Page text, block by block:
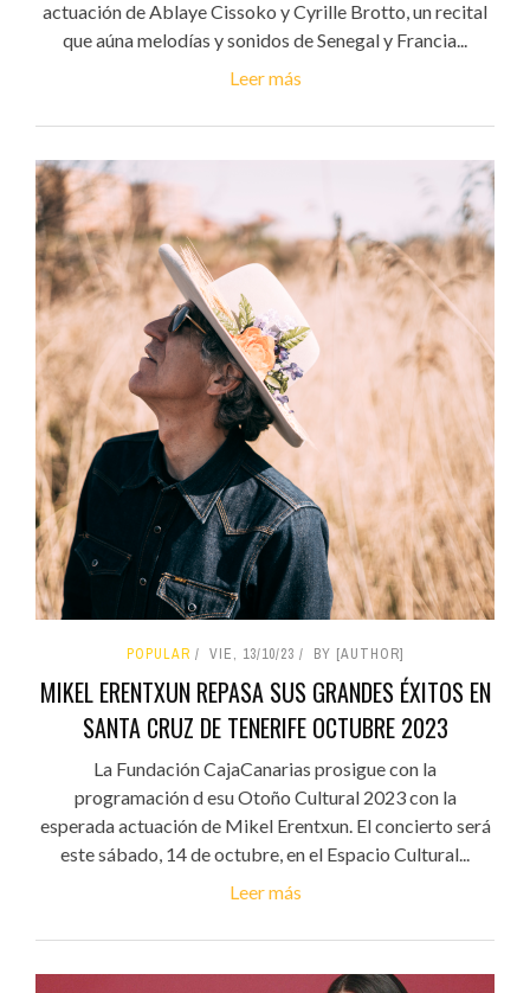
actuación de Ablaye Cissoko y Cyrille Brotto, un recital
que aúna melodías y sonidos de Senegal y Francia...
Leer más
POPULAR VIE, 13/10/23 BY [AUTHOR]
MIKEL ERENTXUN REPASA SUS GRANDES ÉXITOS EN
SANTA CRUZ DE TENERIFE OCTUBRE 2023
La Fundación CajaCanarias prosigue con la
programación d esu Otoño Cultural 2023 con la
esperada actuación de Mikel Erentxun. El concierto será
este sábado, 14 de octubre, en el Espacio Cultural...
Leer más